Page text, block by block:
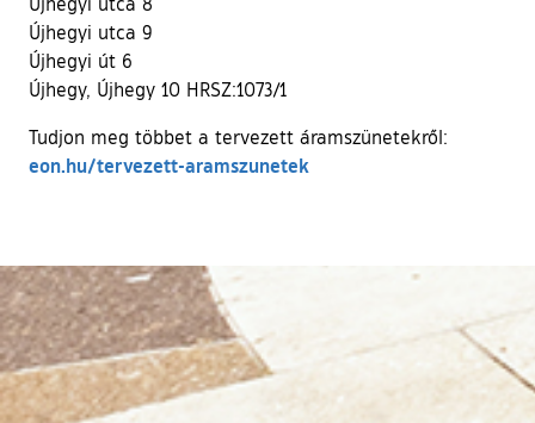
Újhegyi utca 9
Újhegyi út 6
Újhegy, Újhegy 10 HRSZ:1073/1
Tudjon meg többet a tervezett áramszünetekről:
eon.hu/tervezett-aramszunetek